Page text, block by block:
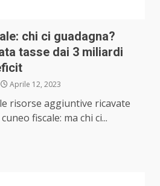
chi ci guadagna?
tasse dai 3 miliardi
Aprile 12, 2023
risorse aggiuntive ricavate
fiscale: ma chi ci...